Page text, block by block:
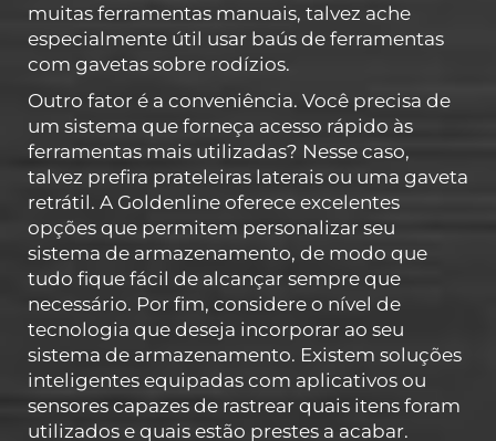
muitas ferramentas manuais, talvez ache
especialmente útil usar baús de ferramentas
com gavetas sobre rodízios.
Outro fator é a conveniência. Você precisa de
um sistema que forneça acesso rápido às
ferramentas mais utilizadas? Nesse caso,
talvez prefira prateleiras laterais ou uma gaveta
retrátil. A Goldenline oferece excelentes
opções que permitem personalizar seu
sistema de armazenamento, de modo que
tudo fique fácil de alcançar sempre que
necessário. Por fim, considere o nível de
tecnologia que deseja incorporar ao seu
sistema de armazenamento. Existem soluções
inteligentes equipadas com aplicativos ou
sensores capazes de rastrear quais itens foram
utilizados e quais estão prestes a acabar.